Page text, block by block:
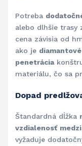
Potreba
alebo dlhšie trasy
cena závisia od
ako je
penetrácia
materiálu, čo sa
Dopad
Štandardná dĺžka
vzdialenosť
vyžaduje